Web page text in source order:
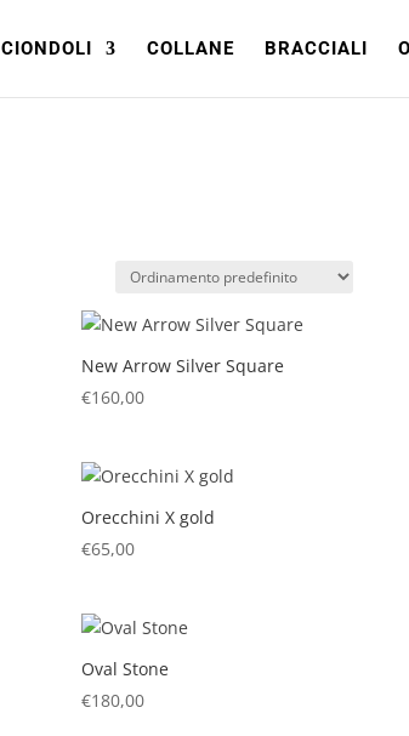
CIONDOLI COLLANE BRACCIALI
New Arrow Silver Square
€160,00
Orecchini X gold
€65,00
Oval Stone
€180,00